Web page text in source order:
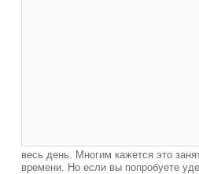
весь день. Многим кажется это
времени. Но если вы попробуете